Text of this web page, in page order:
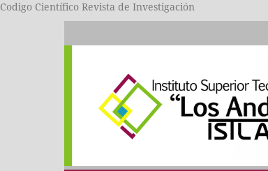
Codigo Científico Revista de Investigación